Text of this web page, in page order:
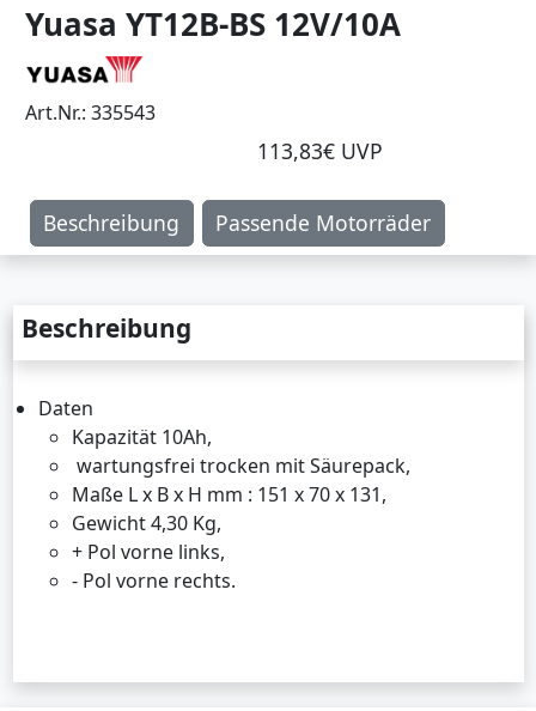
Yuasa YT12B-BS 12V/10A
Art.Nr.: 335543
113,83€ UVP
Beschreibung Passende Motorräder
Beschreibung
Daten
Kapazität 10Ah,
wartungsfrei trocken mit Säurepack,
Maße L x B x H mm : 151 x 70 x 131,
Gewicht 4,30 Kg,
+ Pol vorne links,
- Pol vorne rechts.